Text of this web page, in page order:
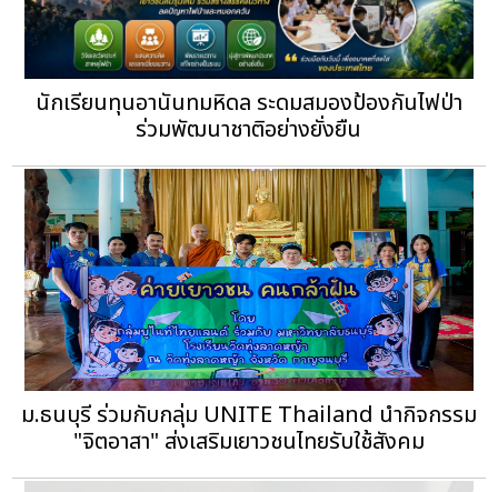
นักเรียนทุนอานันทมหิดล ระดมสมองป้องกันไฟป่า
ร่วมพัฒนาชาติอย่างยั่งยืน
ม.ธนบุรี ร่วมกับกลุ่ม UNITE Thailand นำกิจกรรม
"จิตอาสา" ส่งเสริมเยาวชนไทยรับใช้สังคม